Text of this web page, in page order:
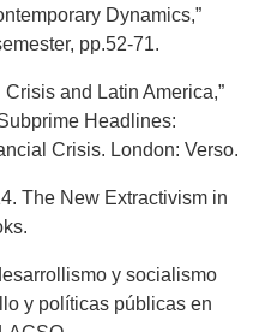
Dynamics,”
pp.52-71.
and Latin America,”
Headlines:
Crisis. London: Verso.
The New Extractivism in
y socialismo
y políticas públicas en